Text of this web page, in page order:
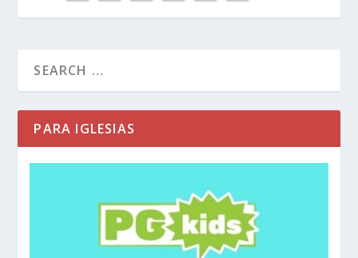
PARA IGLESIAS